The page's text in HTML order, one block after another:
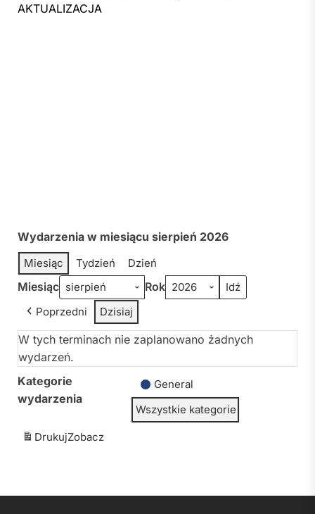
AKTUALIZACJA
Wydarzenia w miesiącu sierpień 2026
Miesiąc Tydzień Dzień
Miesiąc Rok
Poprzedni Dzisiaj
W tych terminach nie zaplanowano żadnych
wydarzeń.
Kategorie
wydarzenia
General
Wszystkie kategorie
DrukujZobacz